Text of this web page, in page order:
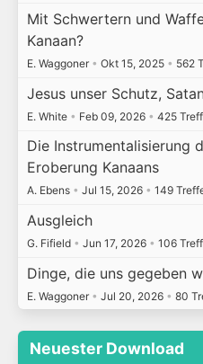
Mit Schwertern und
Kanaan?
E. Waggoner • Okt 15, 2025 • 562
Jesus unser Schutz,
E. White • Feb 09, 2026 • 425
Die Instrumentalisierung
Eroberung Kanaans
A. Ebens • Jul 15, 2026 • 149
Ausgleich
G. Fifield • Jun 17, 2026 • 106
Dinge, die uns gegeben
E. Waggoner • Jul 20, 2026 • 80
Neuester Download